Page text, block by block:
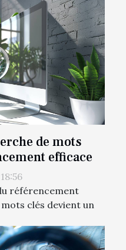
de mots
efficace
référencement
clés devient un